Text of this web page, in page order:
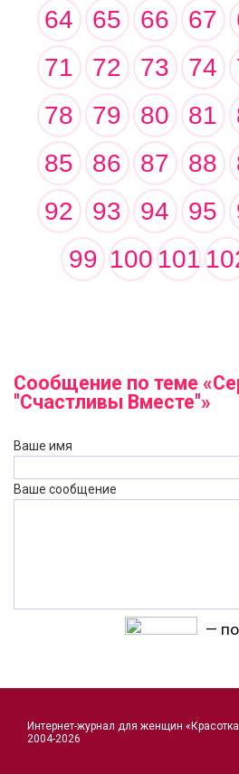
64
65 66 67
71
72 73 74
78
79 80 81
85
86 87 88
92
93 94 95
99 100101
Сообщение по теме
"Счастливы Вместе"»
Ваше имя
Ваше сообщение
—
Интернет-журнал для женщин
2004-2026